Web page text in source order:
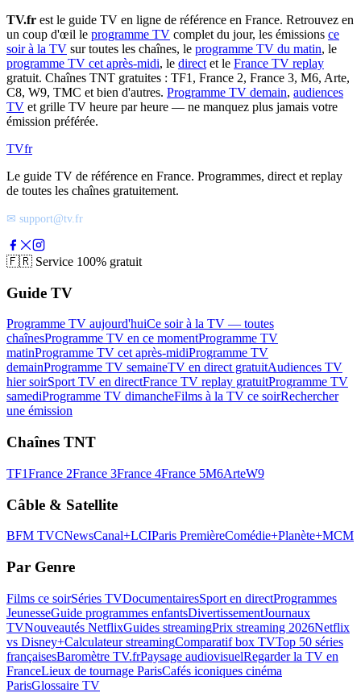
TV.fr est le guide TV en ligne de référence en France. Retrouvez en
un coup d'œil le programme TV complet du jour, les émissions ce
soir à la TV sur toutes les chaînes, le programme TV du matin, le
programme TV cet après-midi, le direct et le France TV replay
gratuit. Chaînes TNT gratuites : TF1, France 2, France 3, M6, Arte,
C8, W9, TMC et bien d'autres. Programme TV demain, audiences
TV et grille TV heure par heure — ne manquez plus jamais votre
émission préférée.
TVfr
Le guide TV de référence en France. Programmes, direct et replay
de toutes les chaînes gratuitement.
✉ support@tv.fr
🇫🇷 Service 100% gratuit
Guide TV
Programme TV aujourd'huiCe soir à la TV — toutes
chaînesProgramme TV en ce momentProgramme TV
matinProgramme TV cet après-midiProgramme TV
demainProgramme TV semaineTV en direct gratuitAudiences TV
hier soirSport TV en directFrance TV replay gratuitProgramme TV
samediProgramme TV dimancheFilms à la TV ce soirRechercher
une émission
Chaînes TNT
TF1France 2France 3France 4France 5M6ArteW9
Câble & Satellite
BFM TVCNewsCanal+LCIParis PremièreComédie+Planète+MCM
Par Genre
Films ce soirSéries TVDocumentairesSport en directProgrammes
JeunesseGuide programmes enfantsDivertissementJournaux
TVNouveautés NetflixGuides streamingPrix streaming 2026Netflix
vs Disney+Calculateur streamingComparatif box TVTop 50 séries
françaisesBaromètre TV.frPaysage audiovisuelRegarder la TV en
FranceLieux de tournage ParisCafés iconiques cinéma
ParisGlossaire TV